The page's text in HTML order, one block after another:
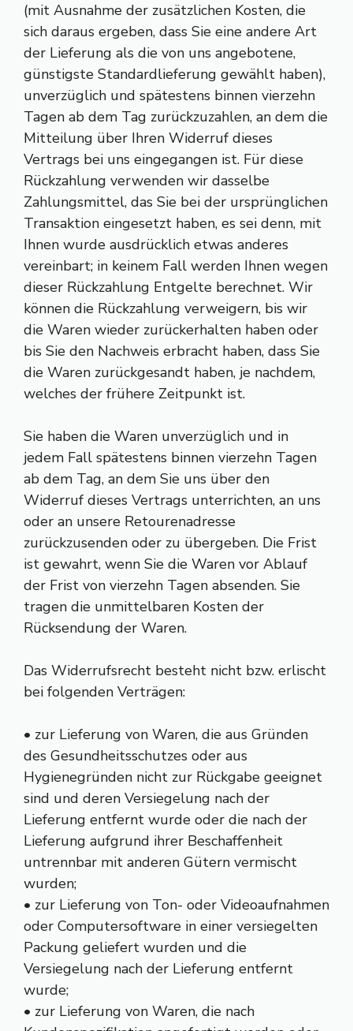
(mit Ausnahme der zusätzlichen Kosten, die
sich daraus ergeben, dass Sie eine andere Art
der Lieferung als die von uns angebotene,
günstigste Standardlieferung gewählt haben),
unverzüglich und spätestens binnen vierzehn
Tagen ab dem Tag zurückzuzahlen, an dem die
Mitteilung über Ihren Widerruf dieses
Vertrags bei uns eingegangen ist. Für diese
Rückzahlung verwenden wir dasselbe
Zahlungsmittel, das Sie bei der ursprünglichen
Transaktion eingesetzt haben, es sei denn, mit
Ihnen wurde ausdrücklich etwas anderes
vereinbart; in keinem Fall werden Ihnen wegen
dieser Rückzahlung Entgelte berechnet. Wir
können die Rückzahlung verweigern, bis wir
die Waren wieder zurückerhalten haben oder
bis Sie den Nachweis erbracht haben, dass Sie
die Waren zurückgesandt haben, je nachdem,
welches der frühere Zeitpunkt ist.
Sie haben die Waren unverzüglich und in
jedem Fall spätestens binnen vierzehn Tagen
ab dem Tag, an dem Sie uns über den
Widerruf dieses Vertrags unterrichten, an uns
oder an unsere Retourenadresse
zurückzusenden oder zu übergeben. Die Frist
ist gewahrt, wenn Sie die Waren vor Ablauf
der Frist von vierzehn Tagen absenden. Sie
tragen die unmittelbaren Kosten der
Rücksendung der Waren.
Das Widerrufsrecht besteht nicht bzw. erlischt
bei folgenden Verträgen:
• zur Lieferung von Waren, die aus Gründen
des Gesundheitsschutzes oder aus
Hygienegründen nicht zur Rückgabe geeignet
sind und deren Versiegelung nach der
Lieferung entfernt wurde oder die nach der
Lieferung aufgrund ihrer Beschaffenheit
untrennbar mit anderen Gütern vermischt
wurden;
• zur Lieferung von Ton- oder Videoaufnahmen
oder Computersoftware in einer versiegelten
Packung geliefert wurden und die
Versiegelung nach der Lieferung entfernt
wurde;
• zur Lieferung von Waren, die nach